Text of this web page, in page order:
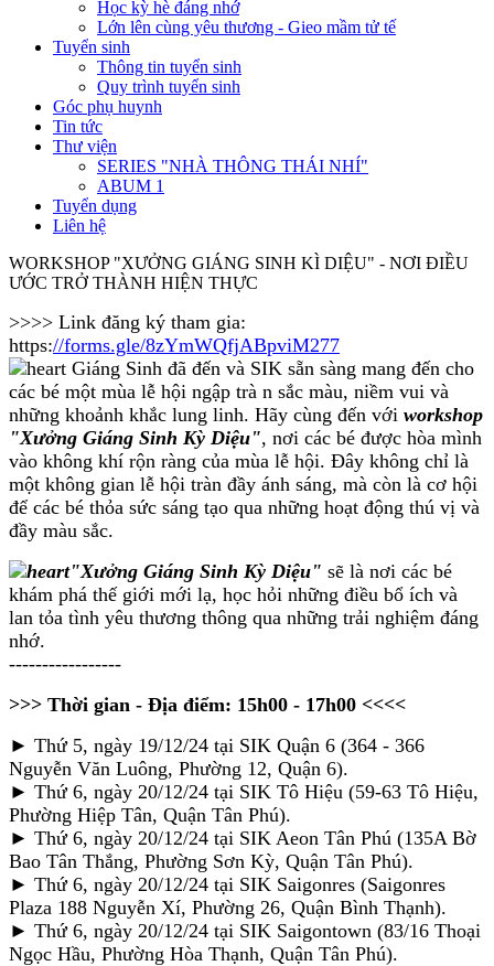
Học kỳ hè đáng nhớ
Lớn lên cùng yêu thương - Gieo mầm tử tế
Tuyển sinh
Thông tin tuyển sinh
Quy trình tuyển sinh
Góc phụ huynh
Tin tức
Thư viện
SERIES "NHÀ THÔNG THÁI NHÍ"
ABUM 1
Tuyển dụng
Liên hệ
WORKSHOP "XƯỞNG GIÁNG SINH KÌ DIỆU" - NƠI ĐIỀU
ƯỚC TRỞ THÀNH HIỆN THỰC
>>>> Link đăng ký tham gia:
https://forms.gle/8zYmWQfjABpviM277
Giáng Sinh đã đến và SIK sẵn sàng mang đến cho
các bé một mùa lễ hội ngập trà n sắc màu, niềm vui và
những khoảnh khắc lung linh. Hãy cùng đến với workshop
"Xưởng Giáng Sinh Kỳ Diệu", nơi các bé được hòa mình
vào không khí rộn ràng của mùa lễ hội. Đây không chỉ là
một không gian lễ hội tràn đầy ánh sáng, mà còn là cơ hội
để các bé thỏa sức sáng tạo qua những hoạt động thú vị và
đầy màu sắc.
"Xưởng Giáng Sinh Kỳ Diệu" sẽ là nơi các bé
khám phá thế giới mới lạ, học hỏi những điều bổ ích và
lan tỏa tình yêu thương thông qua những trải nghiệm đáng
nhớ.
-----------------
>>> Thời gian - Địa điểm: 15h00 - 17h00 <<<<
► Thứ 5, ngày 19/12/24 tại SIK Quận 6 (364 - 366
Nguyễn Văn Luông, Phường 12, Quận 6).
► Thứ 6, ngày 20/12/24 tại SIK Tô Hiệu (59-63 Tô Hiệu,
Phường Hiệp Tân, Quận Tân Phú).
► Thứ 6, ngày 20/12/24 tại SIK Aeon Tân Phú (135A Bờ
Bao Tân Thắng, Phường Sơn Kỳ, Quận Tân Phú).
► Thứ 6, ngày 20/12/24 tại SIK Saigonres (Saigonres
Plaza 188 Nguyễn Xí, Phường 26, Quận Bình Thạnh).
► Thứ 6, ngày 20/12/24 tại SIK Saigontown (83/16 Thoại
Ngọc Hầu, Phường Hòa Thạnh, Quận Tân Phú).